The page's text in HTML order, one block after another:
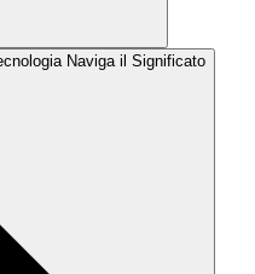
Naviga il Significato